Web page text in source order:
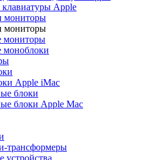
Apple
мониторы
мониторы
мониторы
моноблоки
Apple iMac
блоки
блоки Apple Mac
трансформеры